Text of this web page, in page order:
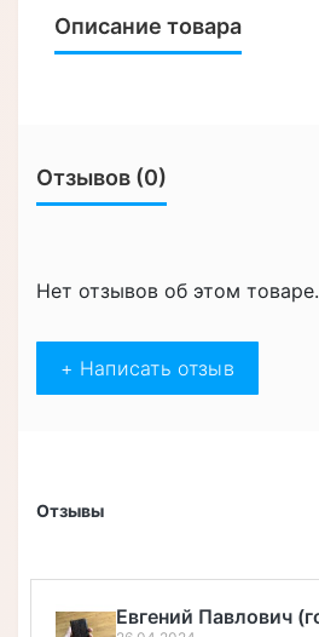
Описание товара
Отзывов (0)
Нет отзывов об этом товаре.
+ Написать отзыв
Отзывы
Алексей Верегин